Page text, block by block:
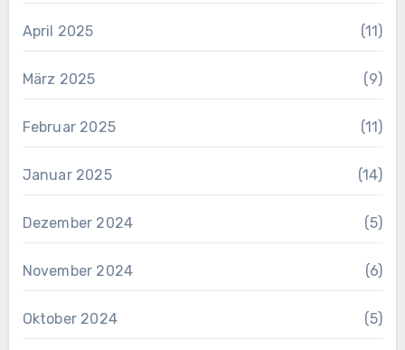
April 2025 (11)
März 2025 (9)
Februar 2025 (11)
Januar 2025 (14)
Dezember 2024 (5)
November 2024 (6)
Oktober 2024 (5)